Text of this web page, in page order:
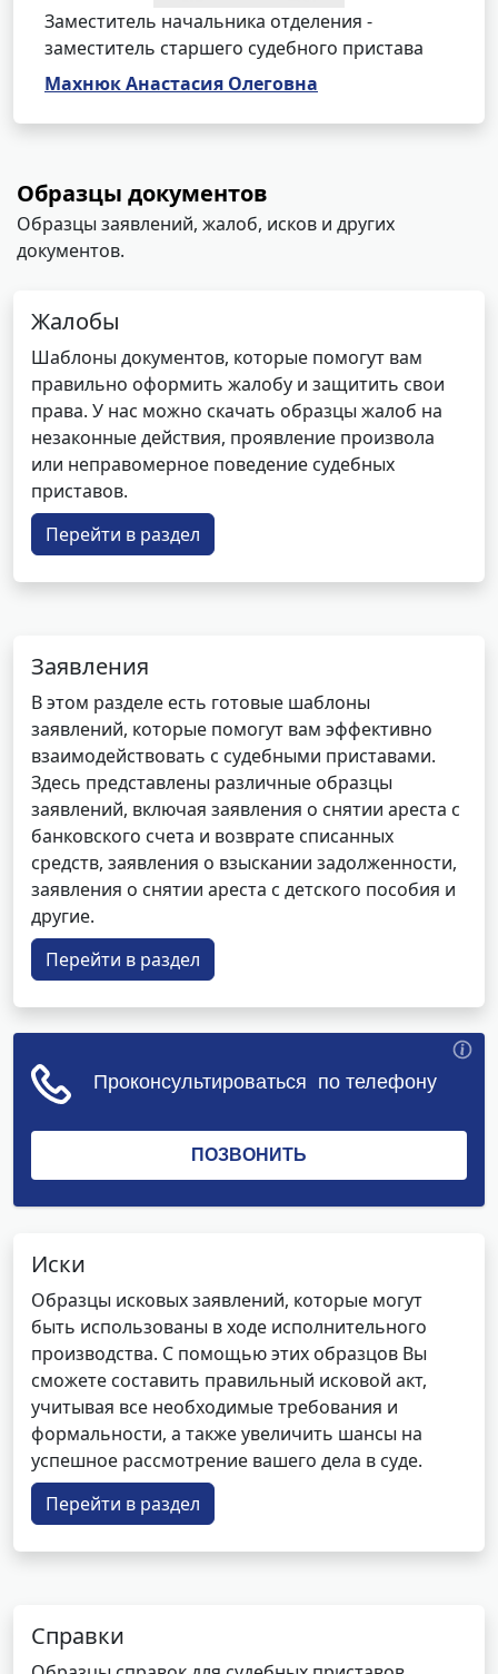
Заместитель начальника отделения -
заместитель старшего судебного пристава
Махнюк Анастасия Олеговна
Образцы документов
Образцы заявлений, жалоб, исков и других
документов.
Жалобы
Шаблоны документов, которые помогут вам
правильно оформить жалобу и защитить свои
права. У нас можно скачать образцы жалоб на
незаконные действия, проявление произвола
или неправомерное поведение судебных
приставов.
Перейти в раздел
Заявления
В этом разделе есть готовые шаблоны
заявлений, которые помогут вам эффективно
взаимодействовать с судебными приставами.
Здесь представлены различные образцы
заявлений, включая заявления о снятии ареста с
банковского счета и возврате списанных
средств, заявления о взыскании задолженности,
заявления о снятии ареста с детского пособия и
другие.
Перейти в раздел
Иски
Образцы исковых заявлений, которые могут
быть использованы в ходе исполнительного
производства. С помощью этих образцов Вы
сможете составить правильный исковой акт,
учитывая все необходимые требования и
формальности, а также увеличить шансы на
успешное рассмотрение вашего дела в суде.
Перейти в раздел
Справки